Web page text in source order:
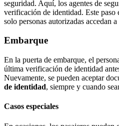
seguridad. Aquí, los agentes de
verificación de identidad. Este paso
solo personas autorizadas accedan
Embarque
En la puerta de embarque, el
última verificación de identidad
Nuevamente, se pueden aceptar
de identidad, siempre y cuando
Casos especiales